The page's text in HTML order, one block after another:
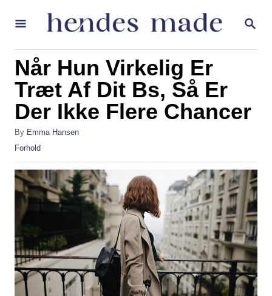
S
A
Når Hun Virkelig Er
Træt Af Dit Bs, Så Er
Der Ikke Flere Chancer
By A
u
h
o
r
Emma Hansen
C
a
t
i
e
s
Forhold